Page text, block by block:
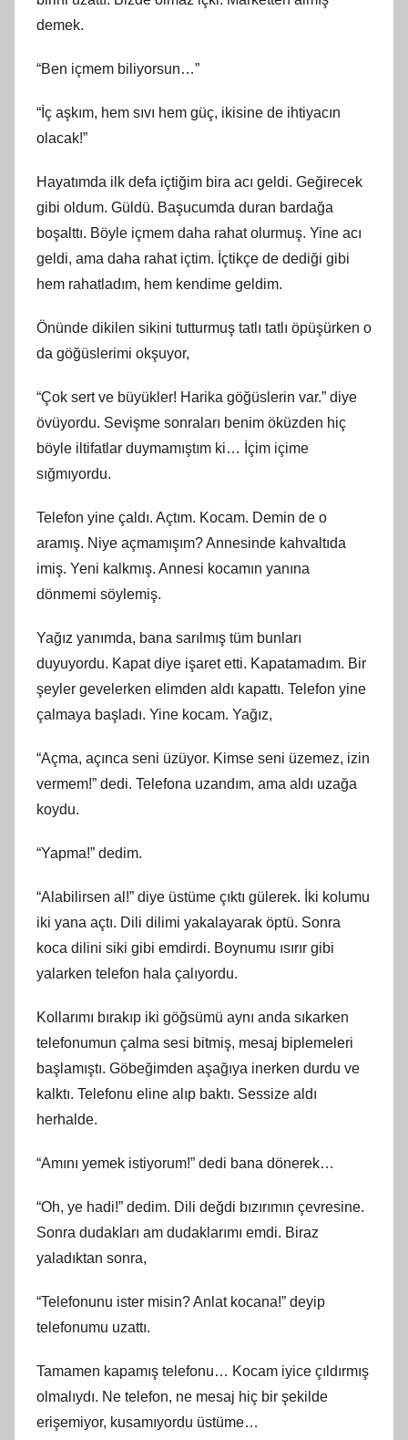
demek.
“Ben içmem biliyorsun…”
“İç aşkım, hem sıvı hem güç, ikisine de ihtiyacın
olacak!”
Hayatımda ilk defa içtiğim bira acı geldi. Geğirecek
gibi oldum. Güldü. Başucumda duran bardağa
boşalttı. Böyle içmem daha rahat olurmuş. Yine acı
geldi, ama daha rahat içtim. İçtikçe de dediği gibi
hem rahatladım, hem kendime geldim.
Önünde dikilen sikini tutturmuş tatlı tatlı öpüşürken o
da göğüslerimi okşuyor,
“Çok sert ve büyükler! Harika göğüslerin var.” diye
övüyordu. Sevişme sonraları benim öküzden hiç
böyle iltifatlar duymamıştım ki… İçim içime
sığmıyordu.
Telefon yine çaldı. Açtım. Kocam. Demin de o
aramış. Niye açmamışım? Annesinde kahvaltıda
imiş. Yeni kalkmış. Annesi kocamın yanına
dönmemi söylemiş.
Yağız yanımda, bana sarılmış tüm bunları
duyuyordu. Kapat diye işaret etti. Kapatamadım. Bir
şeyler gevelerken elimden aldı kapattı. Telefon yine
çalmaya başladı. Yine kocam. Yağız,
“Açma, açınca seni üzüyor. Kimse seni üzemez, izin
vermem!” dedi. Telefona uzandım, ama aldı uzağa
koydu.
“Yapma!” dedim.
“Alabilirsen al!” diye üstüme çıktı gülerek. İki kolumu
iki yana açtı. Dili dilimi yakalayarak öptü. Sonra
koca dilini siki gibi emdirdi. Boynumu ısırır gibi
yalarken telefon hala çalıyordu.
Kollarımı bırakıp iki göğsümü aynı anda sıkarken
telefonumun çalma sesi bitmiş, mesaj biplemeleri
başlamıştı. Göbeğimden aşağıya inerken durdu ve
kalktı. Telefonu eline alıp baktı. Sessize aldı
herhalde.
“Amını yemek istiyorum!” dedi bana dönerek…
“Oh, ye hadi!” dedim. Dili değdi bızırımın çevresine.
Sonra dudakları am dudaklarımı emdi. Biraz
yaladıktan sonra,
“Telefonunu ister misin? Anlat kocana!” deyip
telefonumu uzattı.
Tamamen kapamış telefonu… Kocam iyice çıldırmış
olmalıydı. Ne telefon, ne mesaj hiç bir şekilde
erişemiyor, kusamıyordu üstüme…